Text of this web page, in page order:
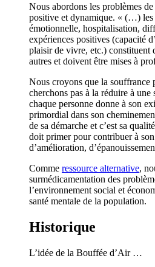
Nous abordons les problèmes
positive et dynamique. « (…) les
émotionnelle, hospitalisation,
expériences positives (capacité
plaisir de vivre, etc.) constituent
autres et doivent être mises à
Nous croyons que la souffrance
cherchons pas à la réduire à
chaque personne donne à son
primordial dans son
de sa démarche et c’est sa
doit primer pour contribuer à
d’amélioration,
Comme ressource alternative,
surmédicamentation des
l’environnement social et
santé mentale de la population.
Historique
L’idée de la Bouffée d’Air …